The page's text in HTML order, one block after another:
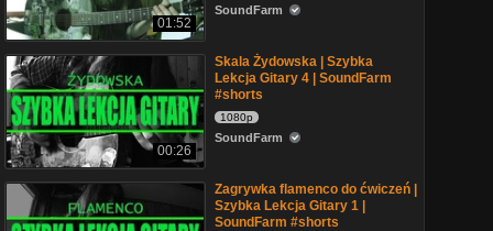
01:52
SoundFarm
00:26
Skala Żydowska | Szybka
Lekcja Gitary 4 | SoundFarm
#shorts
1080p
SoundFarm
Zagrywka flamenco do ćwiczeń |
Szybka Lekcja Gitary 1 |
SoundFarm #shorts